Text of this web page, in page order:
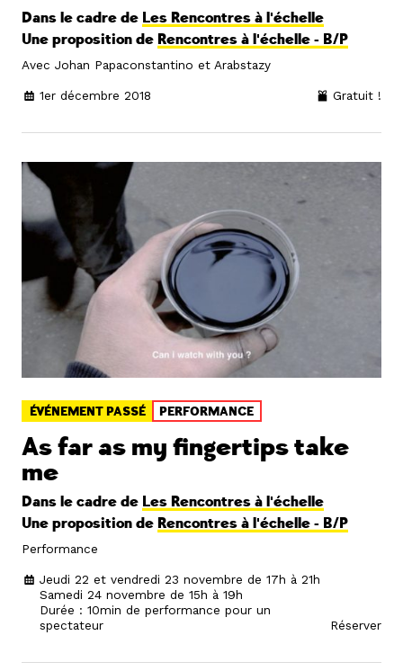
Dans le cadre de Les Rencontres à l'échelle
Une proposition de Rencontres à l'échelle - B/P
Avec Johan Papaconstantino et Arabstazy
1er décembre 2018 Gratuit !
ÉVÉNEMENT PASSÉ PERFORMANCE
As far as my fingertips take
me
Dans le cadre de Les Rencontres à l'échelle
Une proposition de Rencontres à l'échelle - B/P
Performance
Jeudi 22 et vendredi 23 novembre de 17h à 21h
Samedi 24 novembre de 15h à 19h
Durée : 10min de performance pour un
spectateur
Réserver